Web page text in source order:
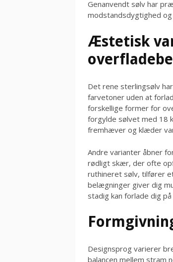
Genanvendt sølv har
modstandsdygtighed
Æstetisk
Det rene sterlingsølv
farvetoner uden at
forskellige former for
forgylde sølvet med 18
fremhæver og klæder
Andre varianter åbner
rødligt skær, der ofte
ruthineret sølv, tilfører
belægninger giver dig
stadig kan forlade dig
Designsprog varierer
balancen mellem stram